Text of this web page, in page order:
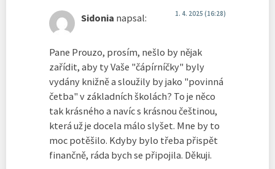
Sidonia napsal: 1. 4. 2025 (16:28)
Pane Prouzo, prosím, nešlo by nějak
zařídit, aby ty Vaše "čápírníčky" byly
vydány knižně a sloužily by jako "povinná
četba" v základních školách? To je něco
tak krásného a navíc s krásnou češtinou,
která už je docela málo slyšet. Mne by to
moc potěšilo. Kdyby bylo třeba přispět
finančně, ráda bych se připojila. Děkuji.